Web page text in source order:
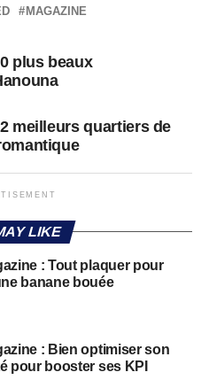
MAGAZINE
plus beaux
meilleurs quartiers de
LIKE
: Tout plaquer pour
banane bouée
: Bien optimiser son
pour booster ses KPI